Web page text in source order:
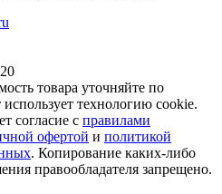
товара уточняйте по
технологию cookie.
согласие с правилами
офертой и политикой
. Копирование каких-либо
правообладателя запрещено.